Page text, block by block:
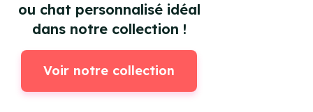
ou chat personnalisé idéal
dans notre collection !
Voir notre collection